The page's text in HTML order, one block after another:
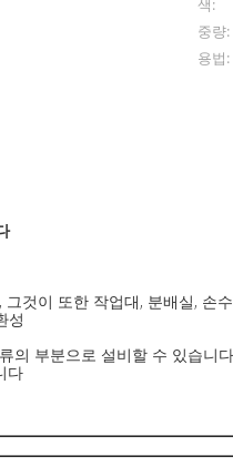
색:
중량:
용법:
것이 또한 작업대, 분배실, 손
성
의 부분으로 설비할 수 있습니다
다